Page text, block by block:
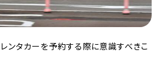
ンタカーを予約する際に意識すべきこ